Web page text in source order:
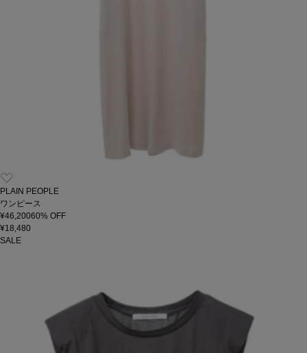
PLAIN PEOPLE
ワンピース
¥46,20060% OFF
¥18,480
SALE